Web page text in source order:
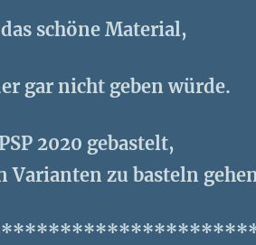
schöne Material,
gar nicht geben würde.
2020 gebastelt,
Varianten zu basteln